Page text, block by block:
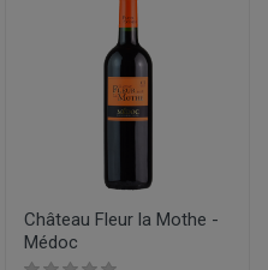
Château Fleur la Mothe -
Médoc